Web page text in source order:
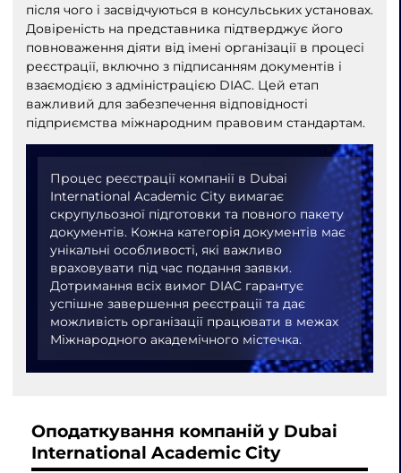
після чого і засвідчуються в консульських установах.
Довіреність на представника підтверджує його
повноваження діяти від імені організації в процесі
реєстрації, включно з підписанням документів і
взаємодією з адміністрацією DIAC. Цей етап
важливий для забезпечення відповідності
підприємства міжнародним правовим стандартам.
Процес реєстрації компанії в Dubai
International Academic City вимагає
скрупульозної підготовки та повного пакету
документів. Кожна категорія документів має
унікальні особливості, які важливо
враховувати під час подання заявки.
Дотримання всіх вимог DIAC гарантує
успішне завершення реєстрації та дає
можливість організації працювати в межах
Міжнародного академічного містечка.
Оподаткування компаній у Dubai
International Academic City